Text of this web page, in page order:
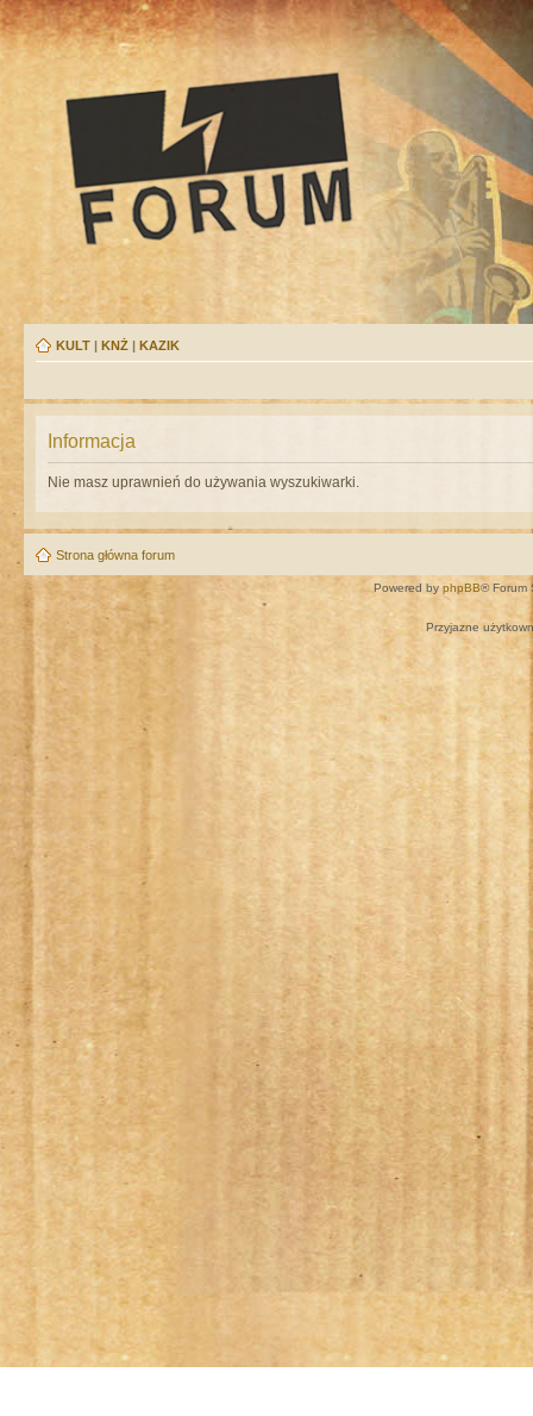
KULT | KNŻ | KAZIK
Informacja
Nie masz uprawnień do używania wyszukiwarki.
Strona główna forum
Powered by phpBB® Forum
Przyjazne